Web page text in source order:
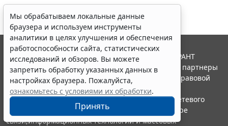
Мы обрабатываем локальные данные
браузера и используем инструменты
аналитики в целях улучшения и обеспечения
работоспособности сайта, статистических
исследований и обзоров. Вы можете
запретить обработку указанных данных в
настройках браузера. Пожалуйста,
ознакомьтесь с условиями их обработки.
Принять
© ООО "НПП "ГАРАНТ-СЕРВИС", 2026. Система ГАРАНТ
выпускается с 1990 года. Компания "Гарант" и ее партнеры
являются участниками Российской ассоциации правовой
информации ГАРАНТ.
Портал ГАРАНТ.РУ зарегистрирован в качестве сетевого
издания Федеральной службой по надзору в сфере
связи,информационных технологий и массовых